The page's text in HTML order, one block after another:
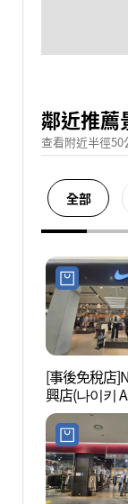
鄰近推薦
查看附近半徑50
全部
[事後免稅店
興店(나이키